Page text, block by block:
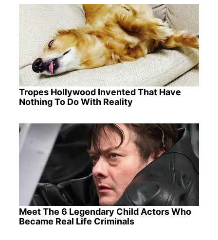
Tropes Hollywood Invented That Have
Nothing To Do With Reality
Meet The 6 Legendary Child Actors Who
Became Real Life Criminals